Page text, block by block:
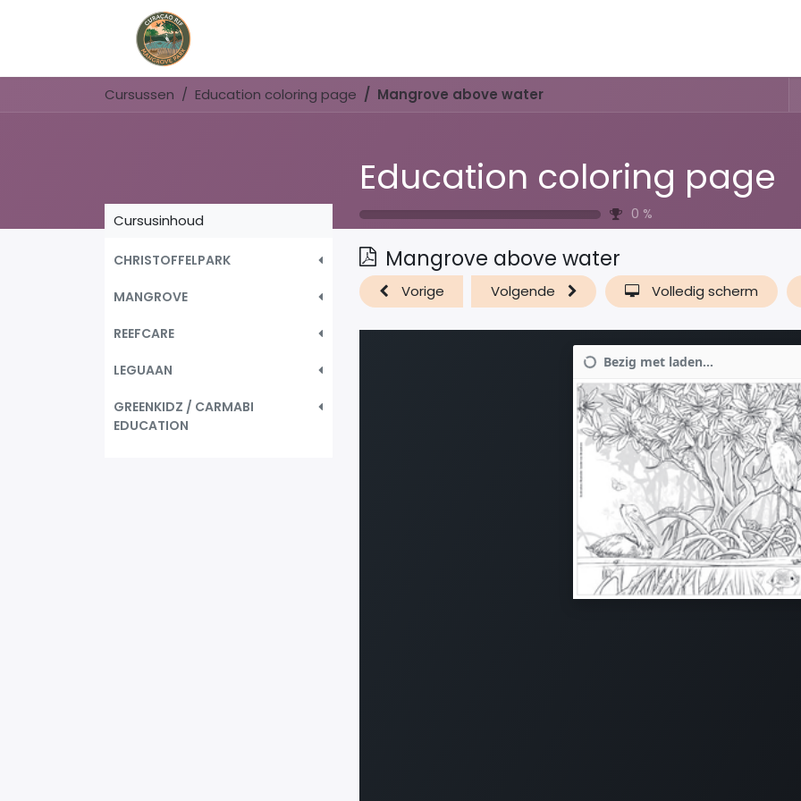
Cursussen Education coloring page Mangrove above water
Education coloring page
0 %
Cursusinhoud
CHRISTOFFELPARK
MANGROVE
REEFCARE
LEGUAAN
GREENKIDZ / CARMABI
EDUCATION
Mangrove above water
Vorige Volgende Volledig scherm